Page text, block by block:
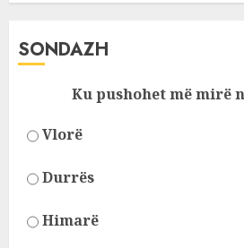
SONDAZH
Ku pushohet më mirë
Vlorë
Durrës
Himarë